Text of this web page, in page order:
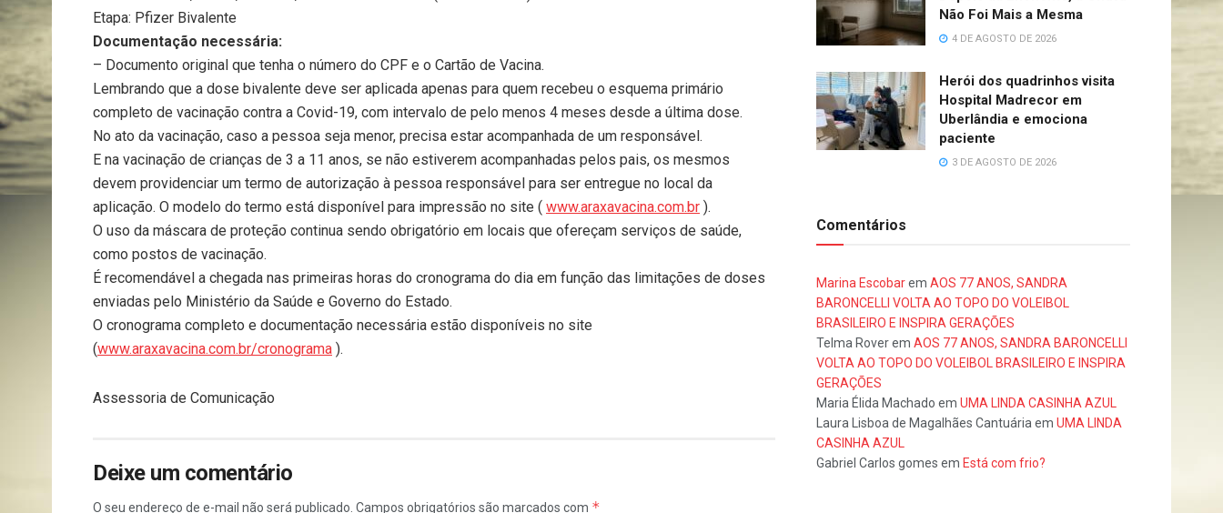
Etapa: Pfizer Bivalente
Documentação necessária:
– Documento original que tenha o número do CPF e o Cartão de Vacina.
Lembrando que a dose bivalente deve ser aplicada apenas para quem recebeu o esquema primário
completo de vacinação contra a Covid-19, com intervalo de pelo menos 4 meses desde a última dose.
No ato da vacinação, caso a pessoa seja menor, precisa estar acompanhada de um responsável.
E na vacinação de crianças de 3 a 11 anos, se não estiverem acompanhadas pelos pais, os mesmos
devem providenciar um termo de autorização à pessoa responsável para ser entregue no local da
aplicação. O modelo do termo está disponível para impressão no site ( www.araxavacina.com.br ).
O uso da máscara de proteção continua sendo obrigatório em locais que ofereçam serviços de saúde,
como postos de vacinação.
É recomendável a chegada nas primeiras horas do cronograma do dia em função das limitações de doses
enviadas pelo Ministério da Saúde e Governo do Estado.
O cronograma completo e documentação necessária estão disponíveis no site
(www.araxavacina.com.br/cronograma ).
Assessoria de Comunicação
Deixe um comentário
O seu endereço de e-mail não será publicado. Campos obrigatórios são marcados com *
Não Foi Mais a Mesma
4 DE AGOSTO DE 2026
Herói dos quadrinhos visita
Hospital Madrecor em
Uberlândia e emociona
paciente
3 DE AGOSTO DE 2026
Comentários
Marina Escobarem AOS 77 ANOS, SANDRA
BARONCELLI VOLTA AO TOPO DO VOLEIBOL
BRASILEIRO E INSPIRA GERAÇÕES
Telma Roverem AOS 77 ANOS, SANDRA BARONCELLI
VOLTA AO TOPO DO VOLEIBOL BRASILEIRO E INSPIRA
GERAÇÕES
Maria Élida Machado em UMA LINDA CASINHA AZUL
Laura Lisboa de Magalhães Cantuáriaem UMA LINDA
CASINHA AZUL
Gabriel Carlos gomes em Está com frio?